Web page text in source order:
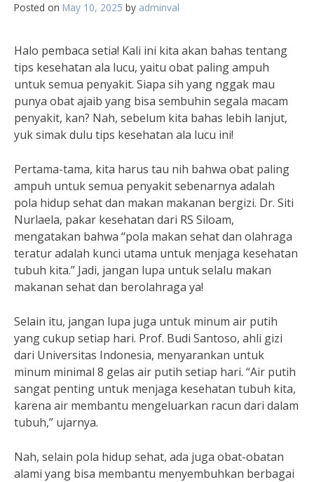
Posted on May 10, 2025 by adminval
Halo pembaca setia! Kali ini kita akan bahas tentang
tips kesehatan ala lucu, yaitu obat paling ampuh
untuk semua penyakit. Siapa sih yang nggak mau
punya obat ajaib yang bisa sembuhin segala macam
penyakit, kan? Nah, sebelum kita bahas lebih lanjut,
yuk simak dulu tips kesehatan ala lucu ini!
Pertama-tama, kita harus tau nih bahwa obat paling
ampuh untuk semua penyakit sebenarnya adalah
pola hidup sehat dan makan makanan bergizi. Dr. Siti
Nurlaela, pakar kesehatan dari RS Siloam,
mengatakan bahwa “pola makan sehat dan olahraga
teratur adalah kunci utama untuk menjaga kesehatan
tubuh kita.” Jadi, jangan lupa untuk selalu makan
makanan sehat dan berolahraga ya!
Selain itu, jangan lupa juga untuk minum air putih
yang cukup setiap hari. Prof. Budi Santoso, ahli gizi
dari Universitas Indonesia, menyarankan untuk
minum minimal 8 gelas air putih setiap hari. “Air putih
sangat penting untuk menjaga kesehatan tubuh kita,
karena air membantu mengeluarkan racun dari dalam
tubuh,” ujarnya.
Nah, selain pola hidup sehat, ada juga obat-obatan
alami yang bisa membantu menyembuhkan berbagai